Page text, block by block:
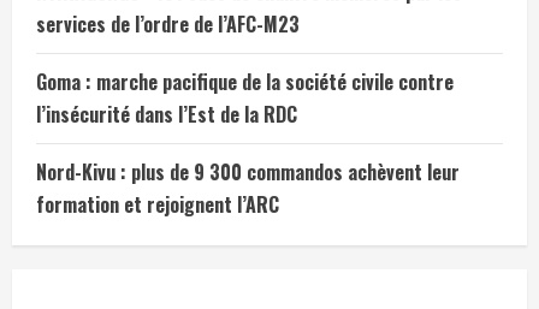
services de l’ordre de l’AFC-M23
Goma : marche pacifique de la société civile contre
l’insécurité dans l’Est de la RDC
Nord-Kivu : plus de 9 300 commandos achèvent leur
formation et rejoignent l’ARC